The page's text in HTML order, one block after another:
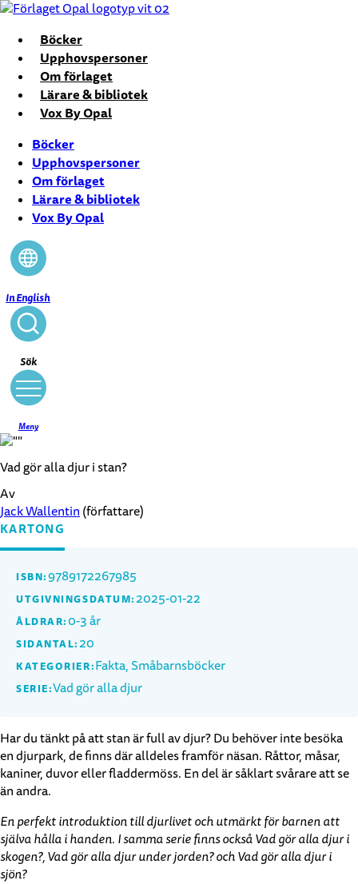
Hoppa
innehållBöcker
Upphovspersoner
Om förlaget
Lärare & bibliotek
Vox By Opal
Böcker
Upphovspersoner
Om förlaget
Lärare & bibliotek
Vox By Opal
In English
Sök
Stäng
Meny
Vad gör alla djur i stan?
Av
Jack Wallentin (författare)
KARTONG
ISBN:9789172267985
UTGIVNINGSDATUM: 2025-01-22
ÅLDRAR:0-3 år
SIDANTAL: 20
KATEGORIER:Fakta, Småbarnsböcker
SERIE:Vad gör alla djur
Har du tänkt på att stan är full av djur? Du behöver inte besöka
en djurpark, de finns där alldeles framför näsan. Råttor, måsar,
kaniner, duvor eller fladdermöss. En del är såklart svårare att se
än andra.
En perfekt introduktion till djurlivet och utmärkt för barnen att
själva hålla i handen. I samma serie finns också Vad gör alla djur i
skogen?, Vad gör alla djur under jorden? och Vad gör alla djur i
sjön?